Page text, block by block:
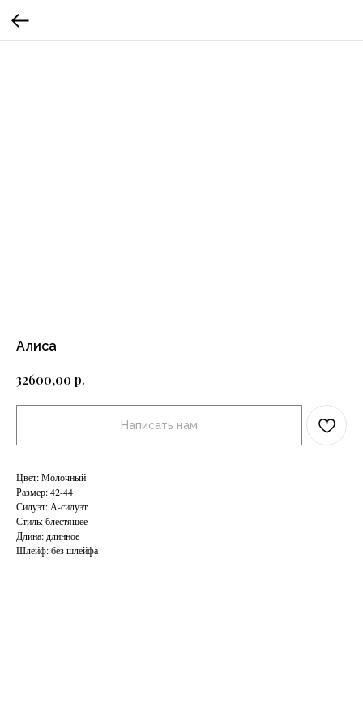
Алиса
32600,00 р.
Написать нам
Цвет: Молочный
Размер: 42-44
Силуэт: А-силуэт
Стиль: блестящее
Длина: длинное
Шлейф: без шлейфа